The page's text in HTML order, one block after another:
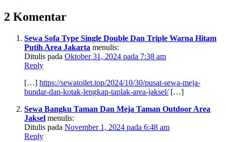
2 Komentar
Sewa Sofa Type Single Double Dan Triple Warna Hitam
Putih Area Jakarta menulis:
Ditulis pada Oktober 31, 2024 pada 7:38 am
Reply
[…] https://sewatoilet.top/2024/10/30/pusat-sewa-meja-
bundar-dan-kotak-lengkap-taplak-area-jaksel/[…]
Sewa Bangku Taman Dan Meja Taman Outdoor Area
Jaksel menulis:
Ditulis pada November 1, 2024 pada 6:48 am
Reply